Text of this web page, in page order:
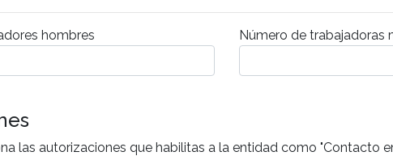
hombres Número de trabajadoras
las autorizaciones que habilitas a la entidad como "Contacto